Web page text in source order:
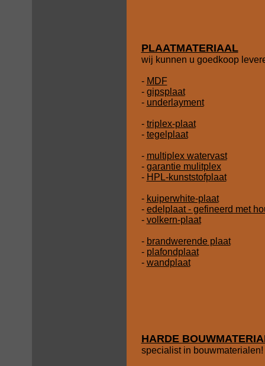
PLAATMATERIAAL
wij kunnen u goedkoop
- MDF
- gipsplaat
- underlayment
- triplex-plaat
- tegelplaat
- multiplex watervast
- garantie mulitplex
- HPL-kunststofplaat
- kuiperwhite-plaat
- edelplaat - gefineerd met
- volkern-plaat
- brandwerende plaat
- plafondplaat
- wandplaat
HARDE
specialist in bouwmaterialen!